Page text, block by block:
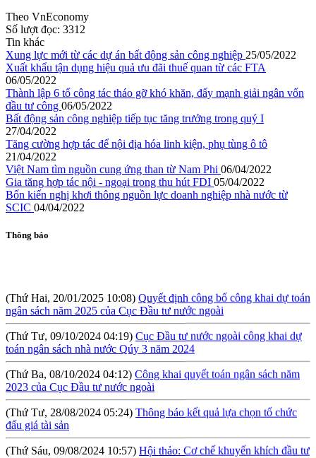
Theo VnEconomy
Số lượt đọc: 3312
Tin khác
Xung lực mới từ các dự án bất động sản công nghiệp 25/05/2022
Xuất khẩu tận dụng hiệu quả ưu đãi thuế quan từ các FTA
06/05/2022
Thành lập 6 tổ công tác tháo gỡ khó khăn, đẩy mạnh giải ngân vốn
đầu tư công 06/05/2022
Bất động sản công nghiệp tiếp tục tăng trưởng trong quý I
27/04/2022
Tăng cường hợp tác để nội địa hóa linh kiện, phụ tùng ô tô
21/04/2022
Việt Nam tìm nguồn cung ứng than từ Nam Phi 06/04/2022
Gia tăng hợp tác nội - ngoại trong thu hút FDI 05/04/2022
Bốn kiến nghị khơi thông nguồn lực doanh nghiệp nhà nước từ
SCIC 04/04/2022
Thông báo
ngân sách năm 2025 của Cục Đầu tư nước ngoài
(Thứ Tư, 09/10/2024 04:19)Cục Đầu tư nước ngoài công khai dự
toán ngân sách nhà nước Qúy 3 năm 2024
(Thứ Ba, 08/10/2024 04:12)Công khai quyết toán ngân sách năm
2023 của Cục Đầu tư nước ngoài
(Thứ Tư, 28/08/2024 05:24)Thông báo kết quả lựa chọn tổ chức
đấu giá tài sản
(Thứ Sáu, 09/08/2024 10:57)Hội thảo: Cơ chế khuyến khích đầu tư
lớn (RIGI): Mục tiêu, phạm vi và thực hiện